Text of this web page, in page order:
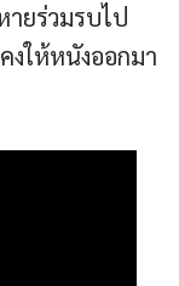
ายร่วมรบไป
งให้หนังออกมา